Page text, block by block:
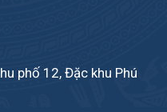
phố 12, Đặc khu Phú